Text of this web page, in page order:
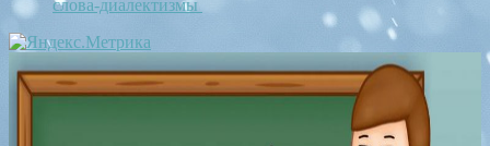
слова-диалектизмы